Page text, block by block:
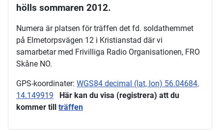
hölls sommaren 2012.
Numera är platsen för träffen det fd. soldathemmet
på Elmetorpsvägen 12 i Kristianstad där vi
samarbetar med Frivilliga Radio Organisationen, FRO
Skåne NO.
GPS-koordinater: WGS84 decimal (lat, lon) 56.04684,
14.149919
Här kan du visa (registrera) att du
kommer till träffen